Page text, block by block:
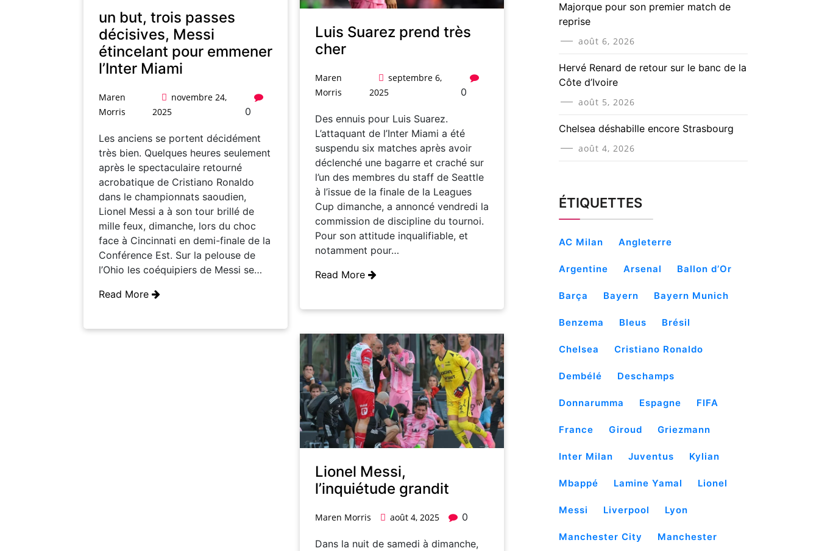
un but, trois passes
décisives, Messi
étincelant pour emmener
l’Inter Miami
Maren
Morris
novembre 24,
2025
0
Les anciens se portent décidément
très bien. Quelques heures seulement
après le spectaculaire retourné
acrobatique de Cristiano Ronaldo
dans le championnats saoudien,
Lionel Messi a à son tour brillé de
mille feux, dimanche, lors du choc
face à Cincinnati en demi-finale de la
Conférence Est. Sur la pelouse de
l’Ohio les coéquipiers de Messi se…
Read More
Luis Suarez prend très
cher
Maren
Morris
septembre 6,
2025
0
Des ennuis pour Luis Suarez.
L’attaquant de l’Inter Miami a été
suspendu six matches après avoir
déclenché une bagarre et craché sur
l’un des membres du staff de Seattle
à l’issue de la finale de la Leagues
Cup dimanche, a annoncé vendredi la
commission de discipline du tournoi.
Pour son attitude inqualifiable, et
notamment pour…
Read More
Lionel Messi,
l’inquiétude grandit
Maren Morris août 4, 2025 0
Dans la nuit de samedi à dimanche,
Majorque pour son premier match de
reprise
août 6, 2026
Hervé Renard de retour sur le banc de la
Côte d’Ivoire
août 5, 2026
Chelsea déshabille encore Strasbourg
août 4, 2026
ÉTIQUETTES
AC Milan Angleterre
Argentine Arsenal Ballon d’Or
Barça Bayern Bayern Munich
Benzema Bleus Brésil
Chelsea Cristiano Ronaldo
Dembélé Deschamps
Donnarumma Espagne FIFA
France Giroud Griezmann
Inter Milan Juventus Kylian
Mbappé Lamine Yamal Lionel
Messi Liverpool Lyon
Manchester City Manchester